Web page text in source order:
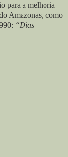
para a melhoria
Amazonas, como
“Dias